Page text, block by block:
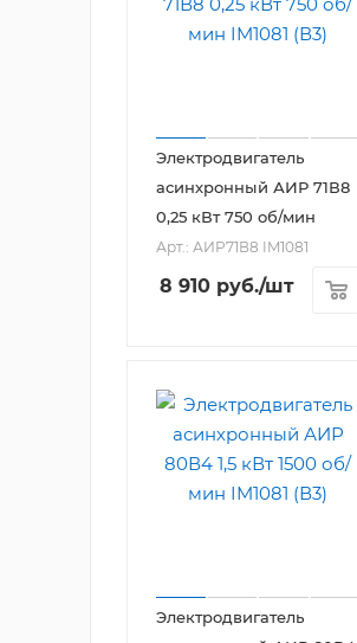
Электродвигатель
асинхронный АИР 71В8
0,25 кВт 750 об/мин
Арт.: АИР71В8 IM1081
8 910 руб./шт
Электродвигатель